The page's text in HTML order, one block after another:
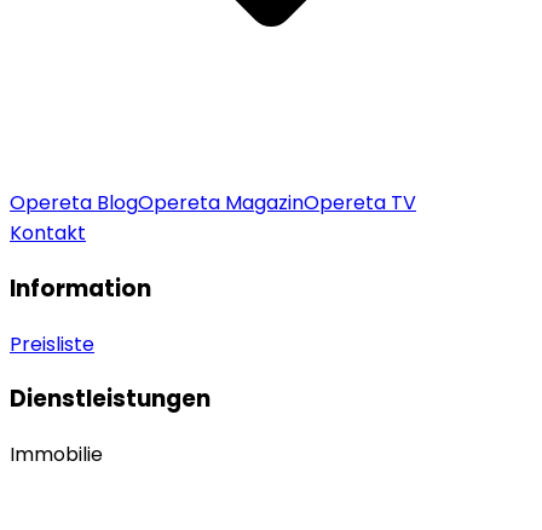
Opereta BlogOpereta MagazinOpereta TV
Kontakt
Information
Preisliste
Dienstleistungen
Immobilie